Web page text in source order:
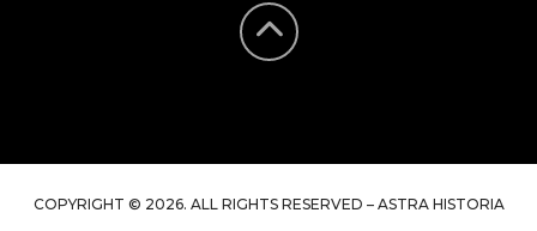
COPYRIGHT © 2026. ALL RIGHTS RESERVED – ASTRA HISTORIA